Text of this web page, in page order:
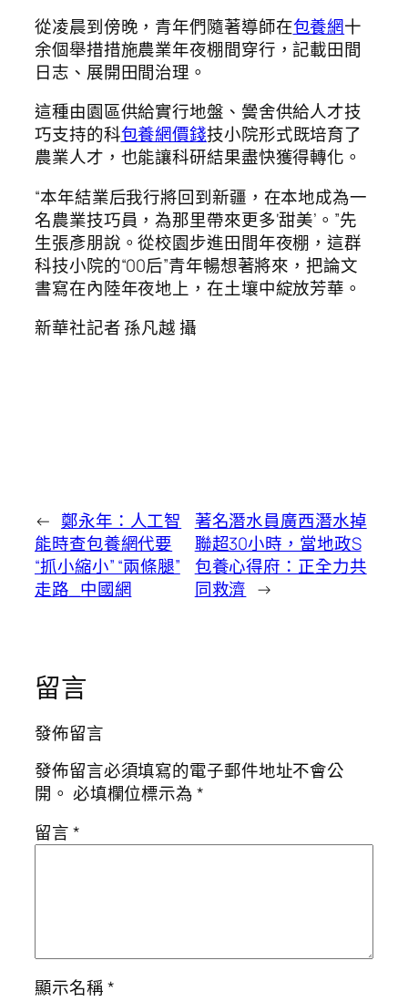
從凌晨到傍晚，青年們隨著導師在包養網十
余個舉措措施農業年夜棚間穿行，記載田間
日志、展開田間治理。
這種由園區供給實行地盤、黌舍供給人才技
巧支持的科包養網價錢技小院形式既培育了
農業人才，也能讓科研結果盡快獲得轉化。
“本年結業后我行將回到新疆，在本地成為一
名農業技巧員，為那里帶來更多‘甜美’。”先
生張彥朋說。從校園步進田間年夜棚，這群
科技小院的“00后”青年暢想著將來，把論文
書寫在內陸年夜地上，在土壤中綻放芳華。
新華社記者 孫凡越 攝
← 鄭永年：人工智
能時查包養網代要
“抓小縮小” “兩條腿”
走路_中國網
著名潛水員廣西潛水掉
聯超30小時，當地政S
包養心得府：正全力共
同救濟 →
留言
發佈留言
發佈留言必須填寫的電子郵件地址不會公
開。 必填欄位標示為*
留言*
顯示名稱*